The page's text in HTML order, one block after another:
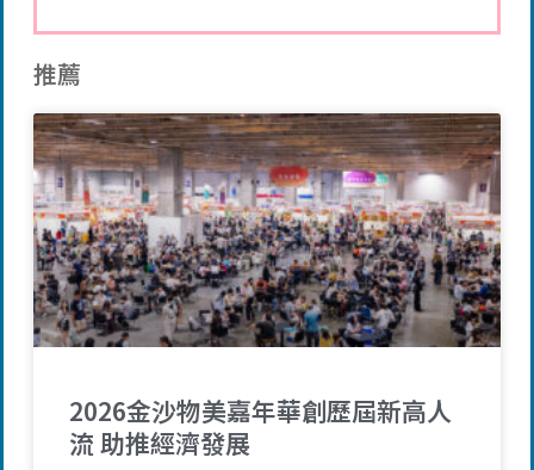
推薦
2026金沙物美嘉年華創歷屆新高人
流 助推經濟發展